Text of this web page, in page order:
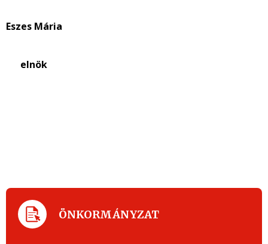
Eszes Mária
elnök
ÖNKORMÁNYZAT